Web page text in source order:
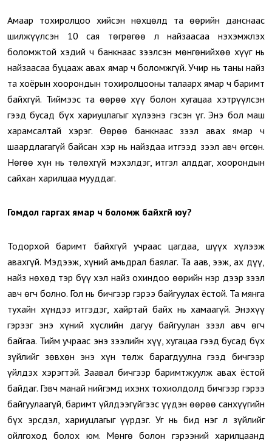
Амаар тохиролцоо хийсэн нөхцөлд та өөрийн данснаас
шилжүүлсэн 10 сая төгрөгөө л найзаасаа нэхэмжлэх
боломжтой хэдий ч банкнаас зээлсэн мөнгөнийхөө хүүг нь
найзаасаа буцааж авах ямар ч боломжгүй. Учир нь таны найз
та хоёрын хоорондын тохиролцооны талаарх ямар ч баримт
байхгүй. Тиймээс та өөрөө хүү болон хугацаа хэтрүүлсэн
гээд бусад бүх хариуцлагыг хүлээнэ гэсэн үг. Энэ бол маш
харамсалтай хэрэг. Өөрөө банкнаас зээл авах ямар ч
шаардлагагүй байсан хэр нь найздаа итгээд зээл авч өгсөн.
Нөгөө хүн нь төлөхгүй мэхэлдэг, итгэл алддаг, хоорондын
сайхан харилцаа мууддаг.
Гомдол гаргах ямар ч боломж байхгүй юу?
Тодорхой баримт байхгүй учраас цагдаа, шүүх хүлээж
авахгүй. Мэдээж, хүний амьдрал баялаг. Та аав, ээж, ах дүү,
найз нөхөд тэр бүү хэл найз охиндоо өөрийн нэр дээр зээл
авч өгч болно. Гол нь бичгээр гэрээ байгуулах ёстой. Та мянга
тухайн хүндээ итгэдэг, хайртай байх нь хамаагүй. Энэхүү
гэрээг энэ хүний хүслийн дагуу байгуулан зээл авч өгч
байгаа. Тийм учраас энэ зээлийн хүү, хугацаа гээд бусад бүх
зүйлийг зөвхөн энэ хүн төлж барагдуулна гээд бичгээр
үйлдэх хэрэгтэй. Заавал бичгээр баримтжуулж авах ёстой
байдаг. Гэвч манай нийгэмд ихэнх тохиолдолд бичгээр гэрээ
байгуулаагүй, баримт үйлдээгүйгээс үүдэн өөрөө санхүүгийн
бүх эрсдэл, хариуцлагыг үүрдэг. Уг нь бид нэг л зүйлийг
ойлгоход болох юм. Мөнгө болон гэрээний харилцаанд